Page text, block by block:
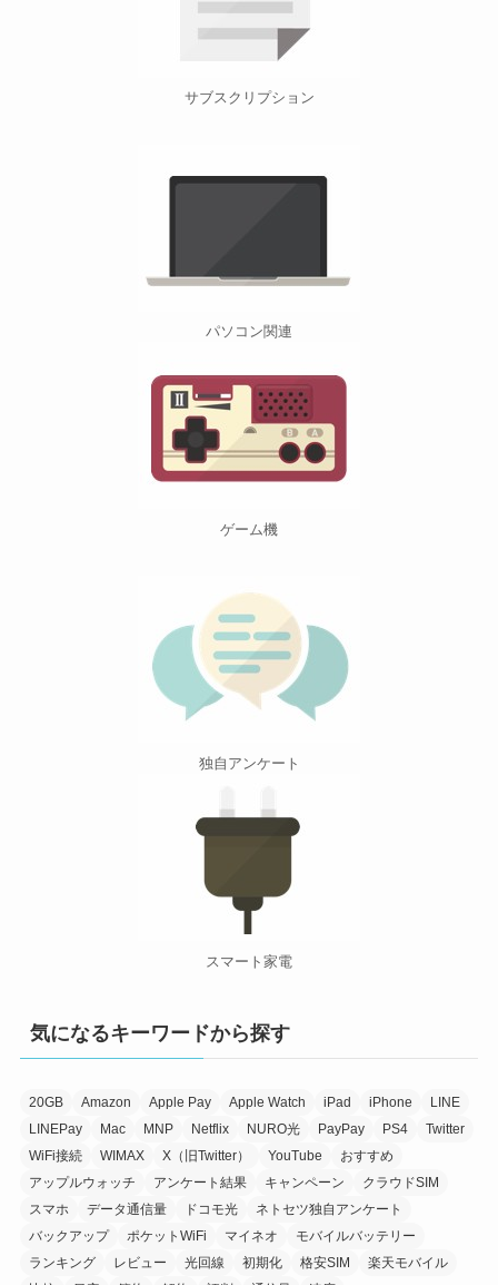
サブスクリプション
パソコン関連
ゲーム機
独自アンケート
スマート家電
気になるキーワードから探す
20GB Amazon Apple Pay Apple Watch iPad iPhone
LINE
LINEPay
Mac MNP Netflix NURO光 PayPay PS4
Twitter
WiFi接続
WIMAX X（旧Twitter） YouTube
おすすめ
アップルウォッチ
アンケート結果 キャンペーン
クラウドSIM
スマホ
データ通信量 ドコモ光
ネトセツ独自アンケート
バックアップ
ポケットWiFi マイネオ
モバイルバッテリー
ランキング
レビュー 光回線 初期化 格安SIM
楽天モバイル